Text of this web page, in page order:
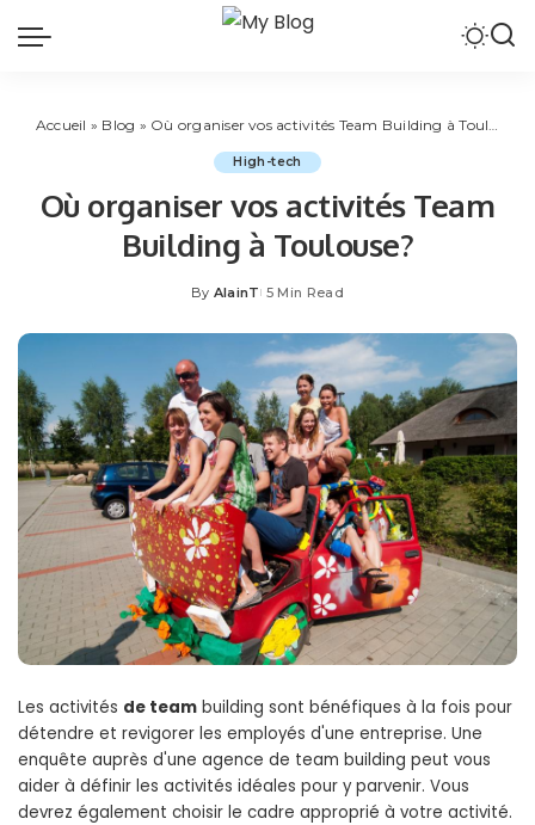
Accueil » Blog » Où organiser vos activités Team Building à Toulouse?
High-tech
Où organiser vos activités Team
Building à Toulouse?
Posted
By AlainT 5 Min Read
Les activités de team building sont bénéfiques à la fois pour
détendre et revigorer les employés d'une entreprise. Une
enquête auprès d'une agence de team building peut vous
aider à définir les activités idéales pour y parvenir. Vous
devrez également choisir le cadre approprié à votre activité.